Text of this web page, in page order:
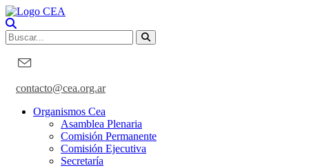
contacto@cea.org.ar
Organismos Cea
Asamblea Plenaria
Comisión Permanente
Comisión Ejecutiva
Secretaría